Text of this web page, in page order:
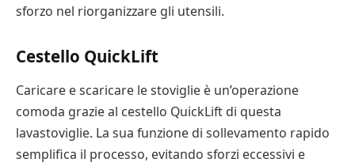
sforzo nel riorganizzare gli utensili.
Cestello QuickLift
Caricare e scaricare le stoviglie è un’operazione
comoda grazie al cestello QuickLift di questa
lavastoviglie. La sua funzione di sollevamento rapido
semplifica il processo, evitando sforzi eccessivi e